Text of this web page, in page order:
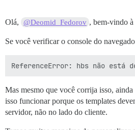
Olá, @Deomid_Fedorov , bem-vindo à
Se você verificar o console do
Mas mesmo que você corrija isso,
isso funcionar porque os templates
servidor, não no lado do cliente.